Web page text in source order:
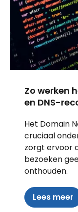
Zo werken
en DNS-
Het Domain
cruciaal
zorgt ervoor
bezoeken
onthouden.
Lees meer